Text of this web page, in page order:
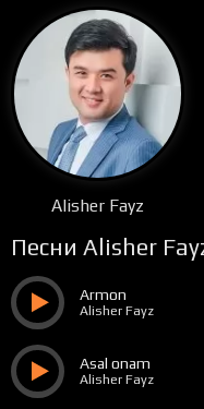
Alisher Fayz
Песни Alisher
Armon
Alisher Fayz
Asal onam
Alisher Fayz